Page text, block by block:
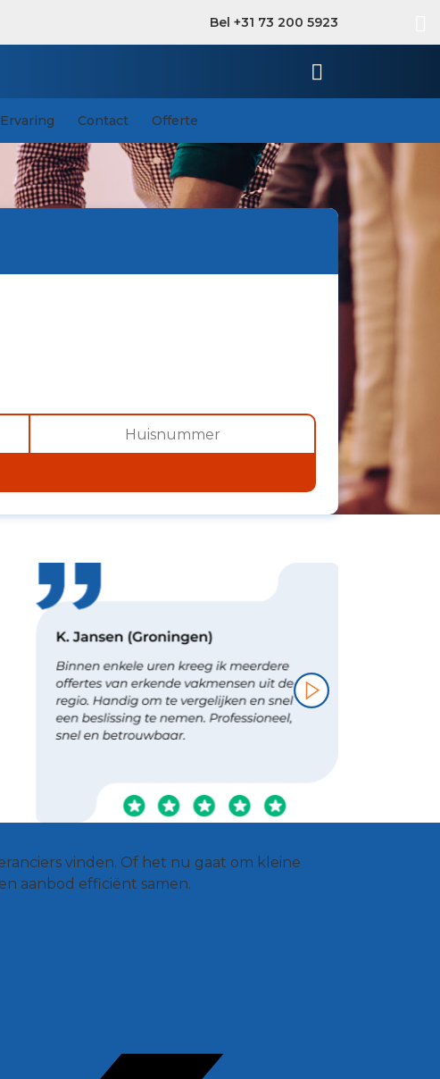
Bel +31 73 200 5923
Ervaring Contact Offerte
vinden. Of het nu gaat om kleine
aanbod efficiënt samen.